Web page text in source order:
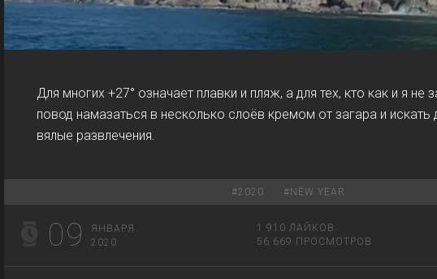
00:00
Для многих +27° означает плавки и пляж, а для тех, кто как и я не
повод намазаться в несколько слоёв кремом от загара и искать
вялые развлечения.
#2020 #NEW YEAR
09
ЯНВАРЯ
2020
1 910 ЛАЙКОВ
56 669 ПРОСМОТРОВ